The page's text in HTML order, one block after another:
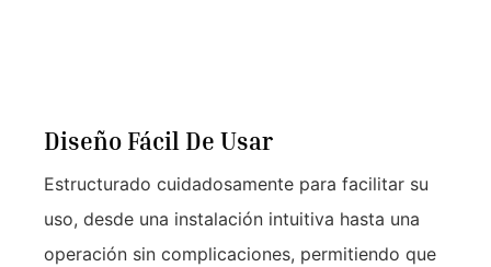
Diseño Fácil De Usar
Estructurado cuidadosamente para facilitar su
uso, desde una instalación intuitiva hasta una
operación sin complicaciones, permitiendo que